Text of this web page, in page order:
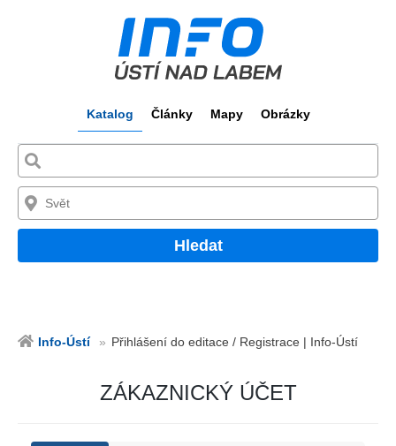
Katalog Články Mapy Obrázky
Hledat
Info-Ústí Přihlášení do editace / Registrace | Info-Ústí
ZÁKAZNICKÝ ÚČET